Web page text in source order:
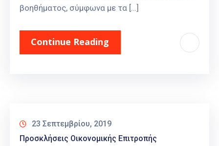
βοηθήματος, σύμφωνα με τα […]
Continue Reading
23 Σεπτεμβρίου, 2019
Προσκλήσεις Οικονομικής Επιτροπής